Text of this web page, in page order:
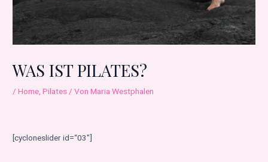
WAS IST PILATES?
/Home ,Pilates / VonMaria Westphalen
[cycloneslider id=“03″]